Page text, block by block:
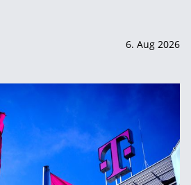
6. Aug 2026